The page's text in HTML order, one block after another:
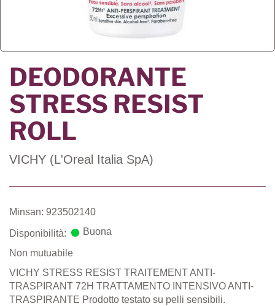
DEODORANTE
STRESS RESIST
ROLL
VICHY (L'Oreal Italia SpA)
Minsan: 923502140
Disponibilità: Buona
Non mutuabile
VICHY STRESS RESIST TRAITEMENT ANTI-
TRASPIRANT 72H TRATTAMENTO INTENSIVO ANTI-
TRASPIRANTE Prodotto testato su pelli sensibili.